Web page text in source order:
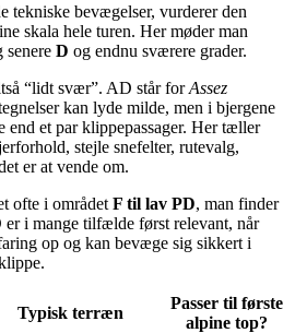
tekniske bevægelser, vurderer den
skala hele turen. Her møder man
senere D og endnu sværere grader.
“lidt svær”. AD står forAssez
kan lyde milde, men i bjergene
end et par klippepassager. Her tæller
stejle snefelter, rutevalg,
er at vende om.
ofte i området F til lav PD, man finder
er i mange tilfælde først relevant, når
op og kan bevæge sig sikkert i
Typisk terræn
Passer til første
alpine top?